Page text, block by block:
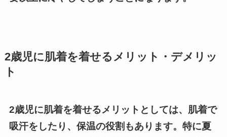
2歳児に肌着を着せるメリット・デメリッ
ト
2歳児に肌着を着せるメリットとしては、肌着で
吸汗をしたり、保温の役割もあります。 特に夏